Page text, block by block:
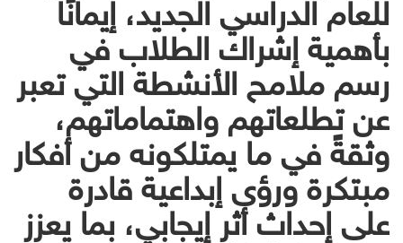
بأهمية إشراك الطلاب في
رسم ملامح الأنشطة التي تعبر
عن تطلعاتهم واهتماماتهم،
وثقةً في ما يمتلكونه من أفكار
مبتكرة ورؤى إبداعية قادرة
على إحداث أثر إيجابي، بما يعزز